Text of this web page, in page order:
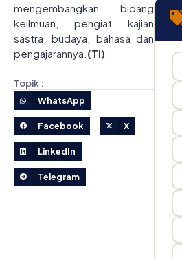
mengembangkan bidang
keilmuan, pengiat kajian
sastra, budaya, bahasa dan
pengajarannya. (TI)
Topik :
WhatsApp
Facebook X
LinkedIn
Telegram